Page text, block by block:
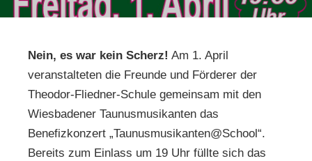
Nein, es war kein Scherz! Am 1. April
veranstalteten die Freunde und Förderer der
Theodor-Fliedner-Schule gemeinsam mit den
Wiesbadener Taunusmusikanten das
Benefizkonzert „Taunusmusikanten@School“.
Bereits zum Einlass um 19 Uhr füllte sich das